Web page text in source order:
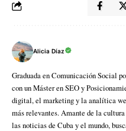
Alicia Díaz
Graduada en Comunicación Social
con un Máster en SEO y
digital, el marketing y la analítica
más relevantes. Amante de la
las noticias de Cuba y el mundo,